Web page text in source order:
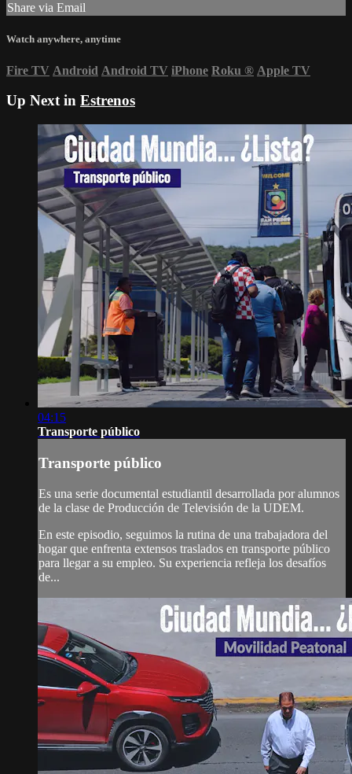
Share via Email
Watch anywhere, anytime
Fire TV Android Android TV iPhone Roku ® Apple TV
Up Next in Estrenos
04:15
Transporte público
Transporte público
Es una serie documental estudiantil desarrollada por alumnos
de la clase de Producción de Televisión de la UDEM.
En este episodio, seguimos la rutina de una trabajadora del
hogar que enfrenta extensos traslados en transporte público
para llegar a su empleo. Su experiencia refleja los desafíos
de...